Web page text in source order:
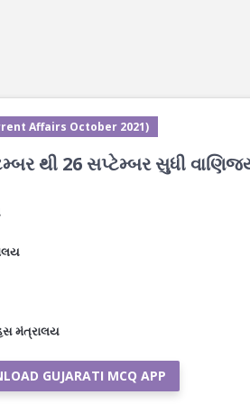
Affairs October 2021)
થી 26 સપ્ટેમ્બર સુધી
મંત્રાલય
GUJARATI MCQ APP